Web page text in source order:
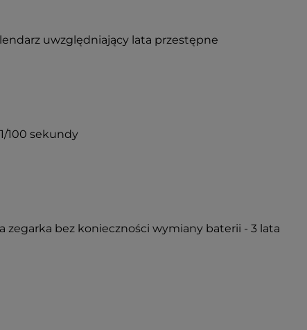
uwzględniający lata przestępne
100 sekundy
zegarka bez konieczności wymiany baterii - 3 lata